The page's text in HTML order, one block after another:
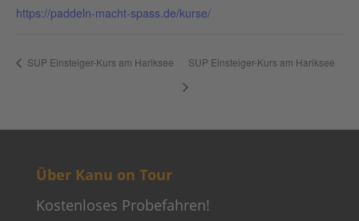
https://paddeln-macht-spass.de/kurse/
SUP Einsteiger-Kurs am Hariksee SUP Einsteiger-Kurs am Hariksee
Über Kanu on Tour
Kostenloses Probefahren!